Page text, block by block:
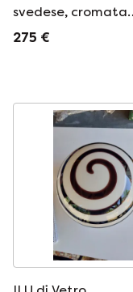
svedese, cromata
con base in vetro
275 €